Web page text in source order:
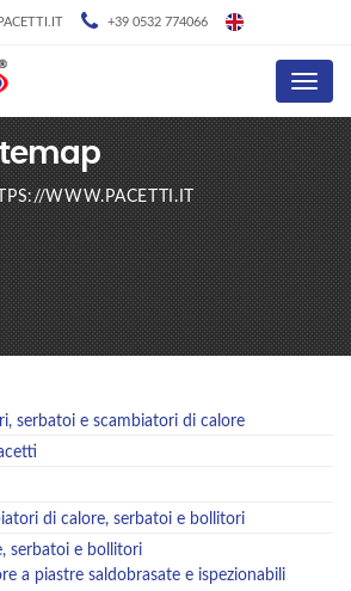
+39 0532 774066
Menu
WWW.PACETTI.IT
serbatoi e scambiatori di calore
di calore, serbatoi e bollitori
serbatoi e bollitori
a piastre saldobrasate e ispezionabili